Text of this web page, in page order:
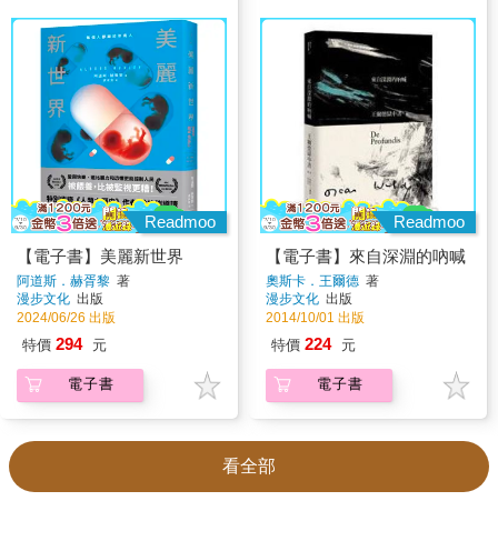
Readmoo
【電子書】美麗新世界
阿道斯．赫胥黎 著
漫步文化 出版
2024/06/26 出版
特價 294 元
電子書
Readmoo
【電子書】來自深淵的吶喊
奧斯卡．王爾德 著
漫步文化 出版
2014/10/01 出版
特價 224 元
電子書
看全部